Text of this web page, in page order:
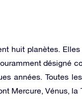
huit planètes.
désigné
années. Toutes
Mercure, Vénus,